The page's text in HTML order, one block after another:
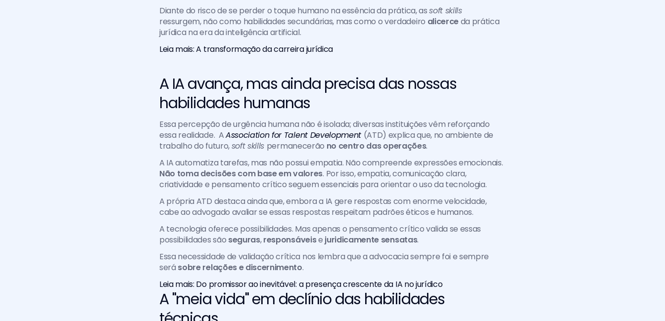
Diante do risco de se perder o toque humano na essência da prática, as
soft skills
ressurgem, não como habilidades secundárias, mas como o verdadeiro alicerce da prática
jurídica na era da inteligência artificial.
Leia mais: A transformação da carreira jurídica
A IA avança, mas ainda precisa das nossas
habilidades humanas
Essa percepção de urgência humana não é isolada; diversas instituições vêm reforçando
essa realidade.  A Association for Talent Development (ATD) explica que, no ambiente de
trabalho do futuro, soft skills permanecerão no centro das operações.
Não toma decisões com base em valores. Por isso, empatia, comunicação clara,
criatividade e pensamento crítico seguem essenciais para orientar o uso da tecnologia.
A própria ATD destaca ainda que, embora a IA gere respostas com enorme velocidade,
cabe ao advogado avaliar se essas respostas respeitam padrões éticos e humanos.
A tecnologia oferece possibilidades. Mas apenas o pensamento crítico valida se essas
possibilidades são seguras, responsáveis e juridicamente sensatas.
Essa necessidade de validação crítica nos lembra que a advocacia sempre foi e sempre
será sobre relações e discernimento.
Leia mais: Do promissor ao inevitável: a presença crescente da IA no jurídico
A "meia vida" em declínio das habilidades